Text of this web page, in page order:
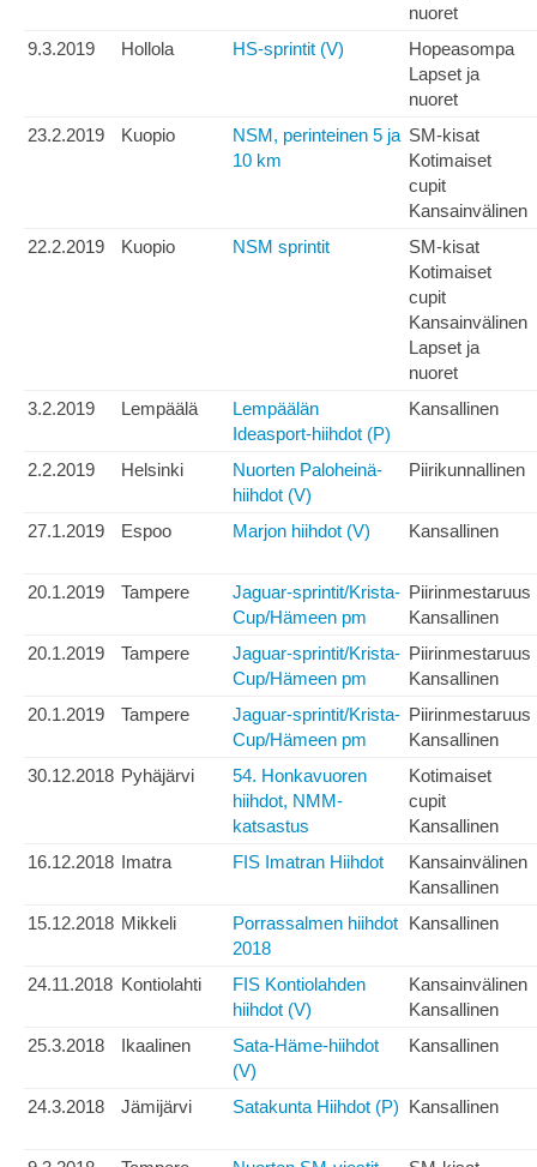
nuoret
9.3.2019
Hollola HS-sprintit (V)
Hopeasompa
Lapset ja
nuoret
23.2.2019
Kuopio
NSM, perinteinen 5 ja
10 km
SM-kisat
Kotimaiset
cupit
Kansainvälinen
22.2.2019
Kuopio NSM sprintit
SM-kisat
Kotimaiset
cupit
Kansainvälinen
Lapset ja
nuoret
3.2.2019
Lempäälä
Lempäälän
Ideasport-hiihdot (P)
Kansallinen
2.2.2019 Helsinki
Nuorten Paloheinä-
hiihdot (V)
Piirikunnallinen
27.1.2019 Espoo Marjon hiihdot (V) Kansallinen
20.1.2019 Tampere
Jaguar-sprintit/Krista-
Cup/Hämeen pm
Piirinmestaruus
Kansallinen
20.1.2019
Tampere
Jaguar-sprintit/Krista-
Cup/Hämeen pm
Piirinmestaruus
Kansallinen
20.1.2019
Tampere
Jaguar-sprintit/Krista-
Cup/Hämeen pm
Piirinmestaruus
Kansallinen
30.12.2018 Pyhäjärvi
54. Honkavuoren
hiihdot, NMM-
katsastus
Kotimaiset
cupit
Kansallinen
16.12.2018 Imatra FIS Imatran Hiihdot
Kansainvälinen
Kansallinen
15.12.2018 Mikkeli
Porrassalmen hiihdot
2018
Kansallinen
24.11.2018 Kontiolahti
FIS Kontiolahden
hiihdot (V)
Kansainvälinen
Kansallinen
25.3.2018
Ikaalinen
Sata-Häme-hiihdot
(V)
Kansallinen
24.3.2018 Jämijärvi Satakunta Hiihdot (P) Kansallinen